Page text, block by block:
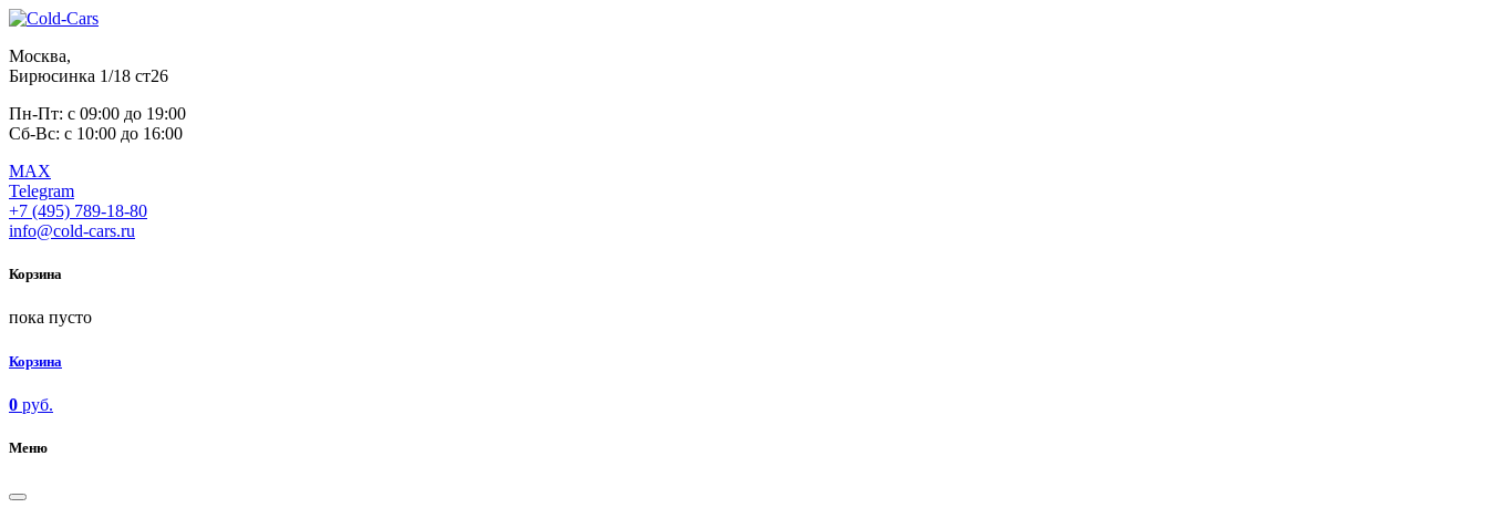
Москва,
Бирюсинка 1/18 ст26 ​
Пн-Пт: с 09:00 до 19:00
Сб-Вс: с 10:00 до 16:00
MAX
Telegram
+7 (495) 789-18-80
info@cold-cars.ru
Корзина
пока пусто
Корзина
0 руб.
Меню